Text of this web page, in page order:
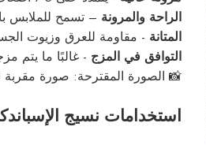
الراحة والمرونة – تسمح للملابس
المتانة - مقاومة للعرق وزيوت
التوافق في المزج - غالبًا ما يتم
📸 الصورة المقترحة: صورة
استخدامات نسيج